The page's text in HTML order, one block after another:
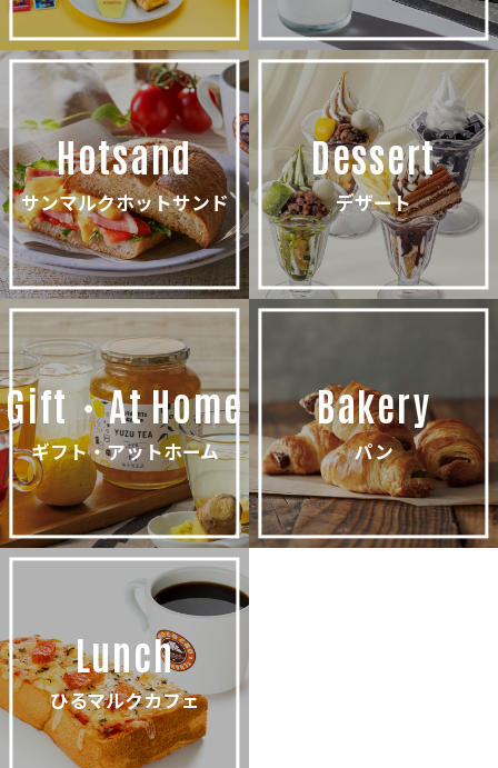
Hotsand
サンマルクホットサンド
Dessert
デザート
Gift・At Home
ギフト・アットホーム
Bakery
パン
Lunch
ひるマルクカフェ